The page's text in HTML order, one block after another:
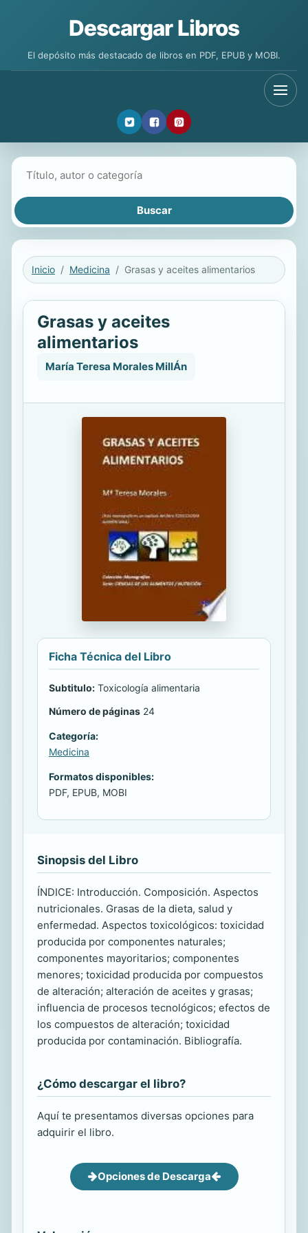
Descargar Libros
El depósito más destacado de libros en PDF, EPUB y MOBI.
Inicio Medicina Grasas y aceites alimentarios
Grasas y aceites
alimentarios
María Teresa Morales MillÁn
Ficha Técnica del Libro
Subtitulo: Toxicología alimentaria
Número de páginas 24
Categoría:
Medicina
Formatos disponibles:
PDF, EPUB, MOBI
Sinopsis del Libro
ÍNDICE: Introducción. Composición. Aspectos
nutricionales. Grasas de la dieta, salud y
enfermedad. Aspectos toxicológicos: toxicidad
producida por componentes naturales;
componentes mayoritarios; componentes
menores; toxicidad producida por compuestos
de alteración; alteración de aceites y grasas;
influencia de procesos tecnológicos; efectos de
los compuestos de alteración; toxicidad
producida por contaminación. Bibliografía.
¿Cómo descargar el libro?
Aquí te presentamos diversas opciones para
adquirir el libro.
Opciones de Descarga